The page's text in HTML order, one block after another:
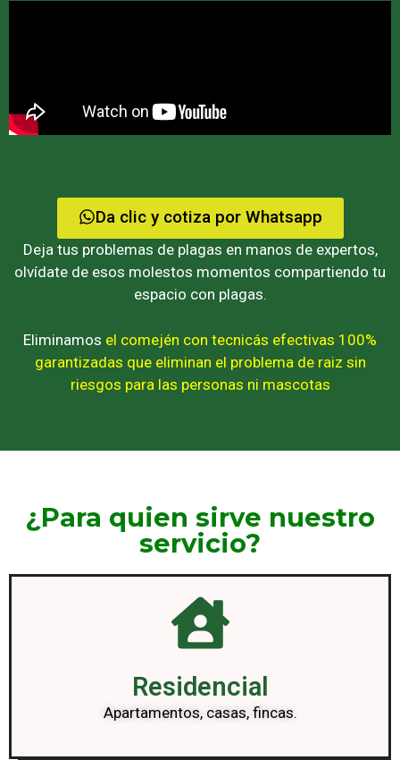
Da clic y cotiza por Whatsapp
Deja tus problemas de plagas en manos de expertos,
olvídate de esos molestos momentos compartiendo tu
espacio con plagas.
Eliminamos el comején con tecnicás efectivas 100%
garantizadas que eliminan el problema de raiz sin
riesgos para las personas ni mascotas
¿Para quien sirve nuestro
servicio?
Residencial
Apartamentos, casas, fincas.